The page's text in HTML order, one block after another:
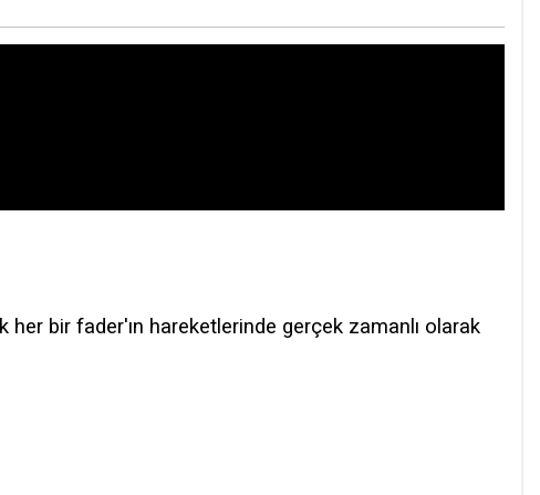
bir fader'ın hareketlerinde gerçek zamanlı olarak